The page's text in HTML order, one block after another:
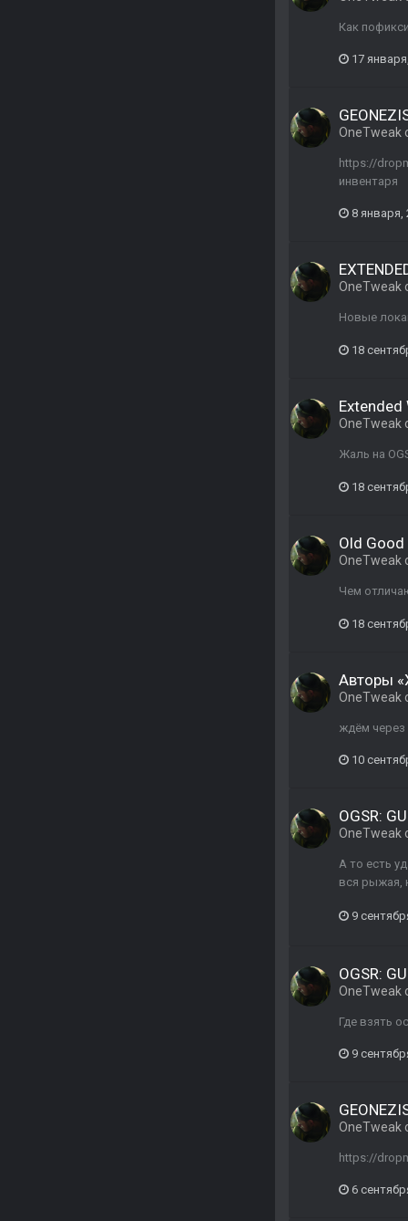
Как
17
OneTweak
https://
инвентаря
8 января,
OneTweak
Новые
18
Extended
OneTweak
Жаль на
18
Old
OneTweak
Чем
18
Авторы
OneTweak
ждём через
10
OGSR:
OneTweak
А то есть
вся рыжая,
9
OGSR:
OneTweak
Где взять
9
OneTweak
https://
6